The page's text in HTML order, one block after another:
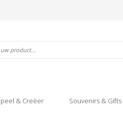
& Creëer Souvenirs & Gifts